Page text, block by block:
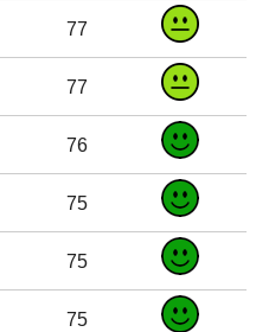
77
77
76
75
75
75